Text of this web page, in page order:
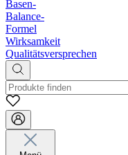
Basen-
Balance-
Formel
Wirksamkeit
Qualitätsversprechen